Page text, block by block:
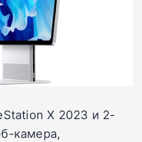
X 2023 и 2-
камера,